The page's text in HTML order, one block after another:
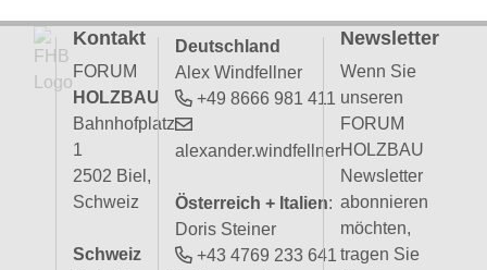
Kontakt
FORUM
HOLZBAU
Bahnhofplatz
1
2502 Biel,
Schweiz
Schweiz
Deutschland
Alex Windfellner
+49 8666 981 411
alexander.windfellner
Österreich + Italien:
Doris Steiner
+43 4769 233 641
Newsletter
Wenn Sie
unseren
FORUM
HOLZBAU
Newsletter
abonnieren
möchten,
tragen Sie